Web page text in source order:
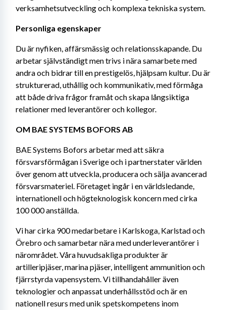
verksamhetsutveckling och komplexa tekniska system.
Personliga egenskaper
Du är nyfiken, affärsmässig och relationsskapande. Du
arbetar självständigt men trivs i nära samarbete med
andra och bidrar till en prestigelös, hjälpsam kultur. Du är
strukturerad, uthållig och kommunikativ, med förmåga
att både driva frågor framåt och skapa långsiktiga
relationer med leverantörer och kollegor.
OM BAE SYSTEMS BOFORS AB
BAE Systems Bofors arbetar med att säkra
försvarsförmågan i Sverige och i partnerstater världen
över genom att utveckla, producera och sälja avancerad
försvarsmateriel. Företaget ingår i en världsledande,
internationell och högteknologisk koncern med cirka
100 000 anställda.
Vi har cirka 900 medarbetare i Karlskoga, Karlstad och
Örebro och samarbetar nära med underleverantörer i
närområdet. Våra huvudsakliga produkter är
artilleripjäser, marina pjäser, intelligent ammunition och
fjärrstyrda vapensystem. Vi tillhandahåller även
teknologier och anpassat underhållsstöd och är en
nationell resurs med unik spetskompetens inom